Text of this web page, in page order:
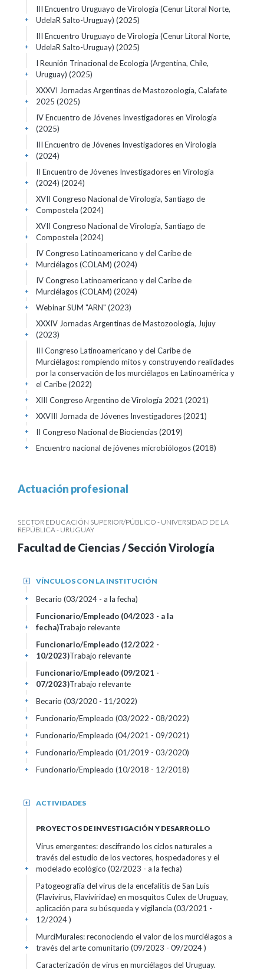
III Encuentro Uruguayo de Virología (Cenur Litoral Norte,
UdelaR Salto-Uruguay) (2025)
+
III Encuentro Uruguayo de Virología (Cenur Litoral Norte,
UdelaR Salto-Uruguay) (2025)
+
I Reunión Trinacional de Ecología (Argentina, Chile,
Uruguay) (2025)
+
XXXVI Jornadas Argentinas de Mastozoología, Calafate
2025 (2025)
+
IV Encuentro de Jóvenes Investigadores en Virología
(2025)
+
III Encuentro de Jóvenes Investigadores en Virología
(2024)
+
II Encuentro de Jóvenes Investigadores en Virología
(2024) (2024)
+
XVII Congreso Nacional de Virología, Santiago de
Compostela (2024)
+
XVII Congreso Nacional de Virología, Santiago de
Compostela (2024)
+
IV Congreso Latinoamericano y del Caribe de
Murciélagos (COLAM) (2024)
+
IV Congreso Latinoamericano y del Caribe de
Murciélagos (COLAM) (2024)
+
Webinar SUM "ARN" (2023)
+
XXXIV Jornadas Argentinas de Mastozoología, Jujuy
(2023)
+
III Congreso Latinoamericano y del Caribe de
Murciélagos: rompiendo mitos y construyendo realidades
por la conservación de los murciélagos en Latinoamérica y
el Caribe(2022)
+
XIII Congreso Argentino de Virología 2021 (2021)
+
XXVIII Jornada de Jóvenes Investigadores(2021)
+
II Congreso Nacional de Biociencias(2019)
+
Encuentro nacional de jóvenes microbiólogos(2018)
+
Actuación profesional
SECTOR EDUCACIÓN SUPERIOR/PÚBLICO - UNIVERSIDAD DE LA
REPÚBLICA - URUGUAY
Facultad de Ciencias / Sección Virología
VÍNCULOS CON LA INSTITUCIÓN
+
Becario (03/2024 - a la fecha)
+
Funcionario/Empleado (04/2023 - a la
fecha)Trabajo relevante
+
Funcionario/Empleado (12/2022 -
10/2023)Trabajo relevante
+
Funcionario/Empleado (09/2021 -
07/2023)Trabajo relevante
+
Becario (03/2020 - 11/2022)
+
Funcionario/Empleado (03/2022 - 08/2022)
+
Funcionario/Empleado (04/2021 - 09/2021)
+
Funcionario/Empleado (01/2019 - 03/2020)
+
Funcionario/Empleado (10/2018 - 12/2018)
+
ACTIVIDADES
+
PROYECTOS DE INVESTIGACIÓN Y DESARROLLO
Virus emergentes: descifrando los ciclos naturales a
través del estudio de los vectores, hospedadores y el
modelado ecológico (02/2023 - a la fecha)
+
Patogeografía del virus de la encefalitis de San Luis
(Flavivirus, Flaviviridae) en mosquitos Culex de Uruguay,
aplicación para su búsqueda y vigilancia (03/2021 -
12/2024 )
+
MurciMurales: reconociendo el valor de los murciélagos a
través del arte comunitario (09/2023 - 09/2024 )
+
Caracterización de virus en murciélagos del Uruguay.